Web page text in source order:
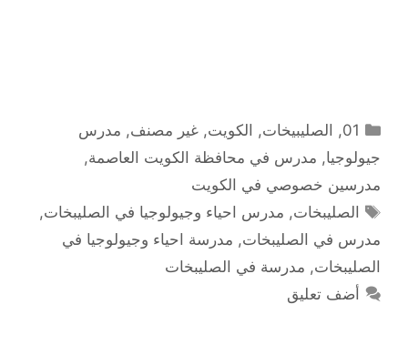
التصنيفات
01
, الصليبيخات, الكويت,غير مصنف, مدرس
جيولوجيا, مدرس في محافظة الكويت العاصمة,
مدرسين خصوصي في الكويت
الوسوم
الصليبخات, مدرس احياء وجيولوجيا في الصليبخات,
مدرس في الصليبخات, مدرسة احياء وجيولوجيا في
الصليبخات, مدرسة في الصليبخات
أضف تعليق